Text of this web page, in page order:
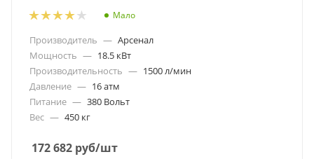
Мало
Производитель — Арсенал
Мощность — 18.5 кВт
Производительность — 1500 л/мин
Давление — 16 атм
Питание — 380 Вольт
Вес — 450 кг
172 682 руб/шт